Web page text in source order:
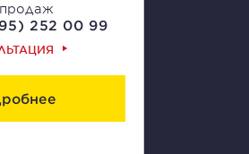
252 00 99